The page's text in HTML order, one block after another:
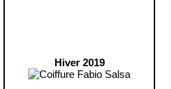
Hiver 2019